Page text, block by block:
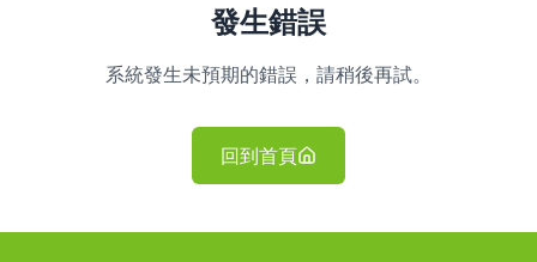
發生錯誤
系統發生未預期的錯誤，請稍後再試。
回到首頁